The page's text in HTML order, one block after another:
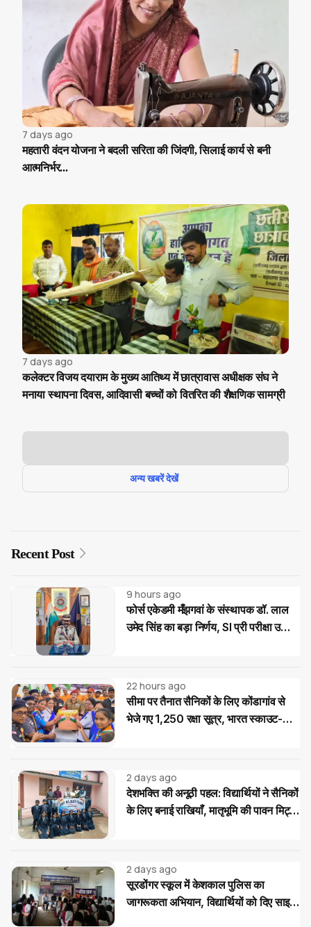
7 days ago
महतारी वंदन योजना ने बदली सरिता की जिंदगी, सिलाई कार्य से बनी
आत्मनिर्भर...
7 days ago
कलेक्टर विजय दयाराम के मुख्य आतिथ्य में छात्रावास अधीक्षक संघ ने
मनाया स्थापना दिवस, आदिवासी बच्चों को वितरित की शैक्षणिक सामग्री
अन्य खबरें देखें
Recent Post
9 hours ago
फोर्स एकेडमी मँझगवां के संस्थापक डॉ. लाल
उमेद सिंह का बड़ा निर्णय, SI प्री परीक्षा उत्तीर्ण
22 hours ago
सीमा पर तैनात सैनिकों के लिए कोंडागांव से
भेजे गए 1,250 रक्षा सूत्र, भारत स्काउट-
2 days ago
देशभक्ति की अनूठी पहल: विद्यार्थियों ने सैनिकों
के लिए बनाई राखियाँ, मातृभूमि की पावन मिट्टी
2 days ago
सूरडोंगर स्कूल में केशकाल पुलिस का
जागरूकता अभियान, विद्यार्थियों को दिए साइबर